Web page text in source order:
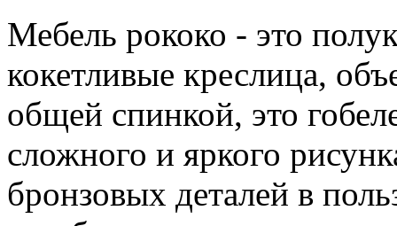
Мебель рококо - это
кокетливые креслица,
общей спинкой, это
сложного и яркого
бронзовых деталей в